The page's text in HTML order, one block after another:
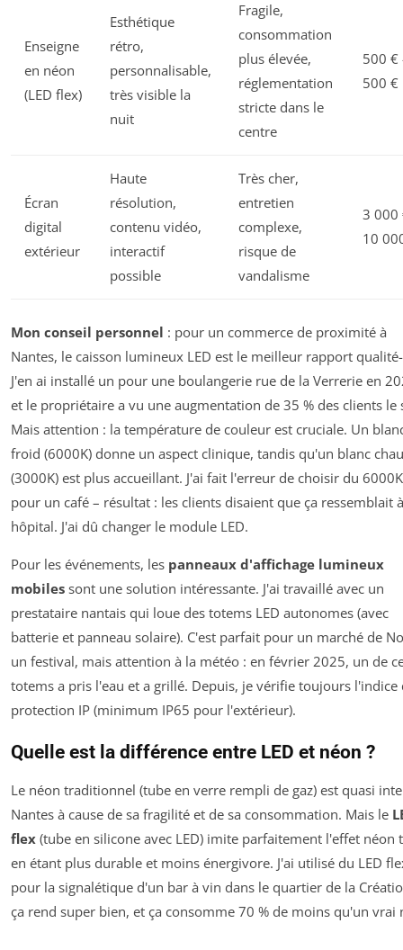
Enseigne
en néon
(LED flex)
Esthétique
rétro,
personnalisable,
très visible la
nuit
Fragile,
consommation
plus élevée,
réglementation
stricte dans le
centre
500 €
500 €
Écran
digital
extérieur
Haute
résolution,
contenu vidéo,
interactif
possible
Très cher,
entretien
complexe,
risque de
vandalisme
3 000
10
Mon conseil personnel : pour un commerce de proximité à
Nantes, le caisson lumineux LED est le meilleur rapport
J'en ai installé un pour une boulangerie rue de la Verrerie en
et le propriétaire a vu une augmentation de 35 % des clients le
Mais attention : la température de couleur est cruciale. Un
froid (6000K) donne un aspect clinique, tandis qu'un blanc
(3000K) est plus accueillant. J'ai fait l'erreur de choisir du 6000K
pour un café – résultat : les clients disaient que ça ressemblait
hôpital. J'ai dû changer le module LED.
Pour les événements, les panneaux d'affichage lumineux
mobiles sont une solution intéressante. J'ai travaillé avec un
prestataire nantais qui loue des totems LED autonomes (avec
batterie et panneau solaire). C'est parfait pour un marché de
un festival, mais attention à la météo : en février 2025, un de
totems a pris l'eau et a grillé. Depuis, je vérifie toujours l'indice
protection IP (minimum IP65 pour l'extérieur).
Quelle est la différence entre LED et néon ?
Le néon traditionnel (tube en verre rempli de gaz) est quasi
Nantes à cause de sa fragilité et de sa consommation. Mais le
flex (tube en silicone avec LED) imite parfaitement l'effet néon
en étant plus durable et moins énergivore. J'ai utilisé du LED
pour la signalétique d'un bar à vin dans le quartier de la
ça rend super bien, et ça consomme 70 % de moins qu'un vrai